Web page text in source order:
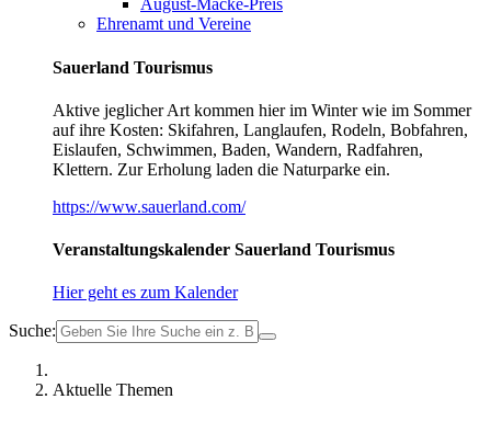
August-Macke-Preis
Ehrenamt und Vereine
Sauerland Tourismus
Aktive jeglicher Art kommen hier im Winter wie im Sommer
auf ihre Kosten: Skifahren, Langlaufen, Rodeln, Bobfahren,
Eislaufen, Schwimmen, Baden, Wandern, Radfahren,
Klettern. Zur Erholung laden die Naturparke ein.
https://www.sauerland.com/
Veranstaltungskalender Sauerland Tourismus
Hier geht es zum Kalender
Suche:
Aktuelle Themen